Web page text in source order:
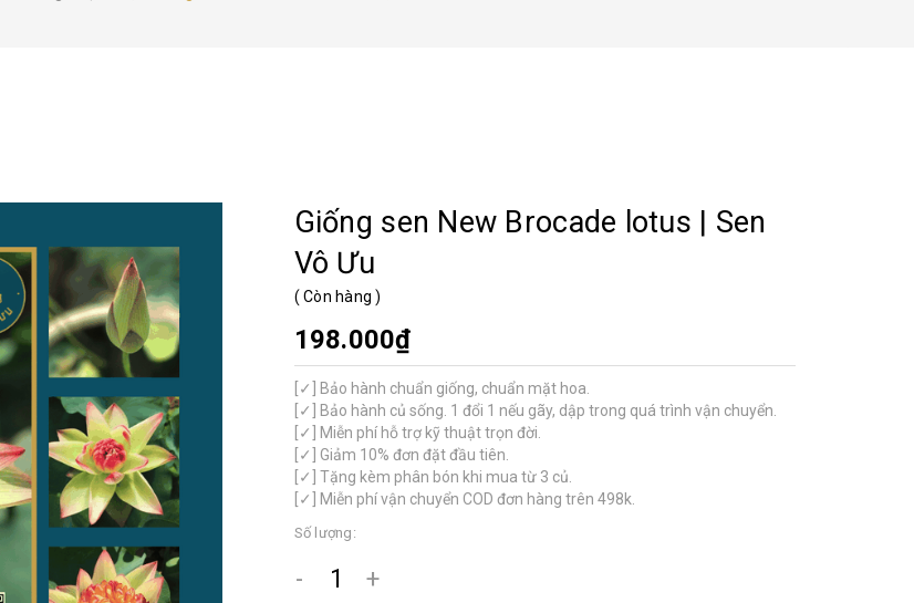
Giống sen New Brocade lotus | Sen
Vô Ưu
(Còn hàng)
198.000₫
[✓] Bảo hành chuẩn giống, chuẩn mặt hoa.
[✓] Bảo hành củ sống. 1 đổi 1 nếu gãy, dập trong quá trình vận chuyển.
[✓] Miễn phí hỗ trợ kỹ thuật trọn đời.
[✓] Giảm 10% đơn đặt đầu tiên.
[✓] Tặng kèm phân bón khi mua từ 3 củ.
[✓] Miễn phí vận chuyển COD đơn hàng trên 498k.
Số lượng:
- +